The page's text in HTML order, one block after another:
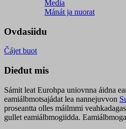
Media
Mánát ja nuorat
Ovdasiidu
Čájet buot
Dieđut mis
Sámit leat Eurohpa uniovnna áidna
eamiálbmotsajádat lea nannejuvvon
proseantta olles máilmmi
gullet eamiálbmogiidda.